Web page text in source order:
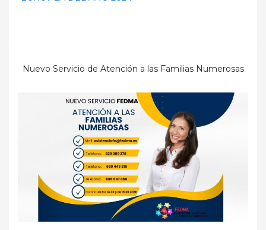
Nuevo Servicio de Atención a las Familias Numerosas